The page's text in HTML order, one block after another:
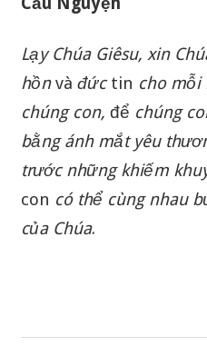
LạyChúa Giêsu, xin
hồnvà đứctin cho mỗi
chúng con, để chúng
bằngánh mắtyêu
trướcnhữngkhiếm
con có thể cùngnhau
của Chúa.